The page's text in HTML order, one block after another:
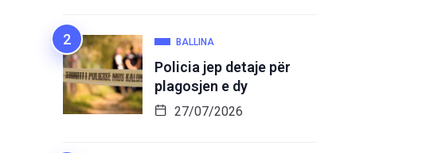
BALLINA
Policia jep detaje për
plagosjen e dy
27/07/2026